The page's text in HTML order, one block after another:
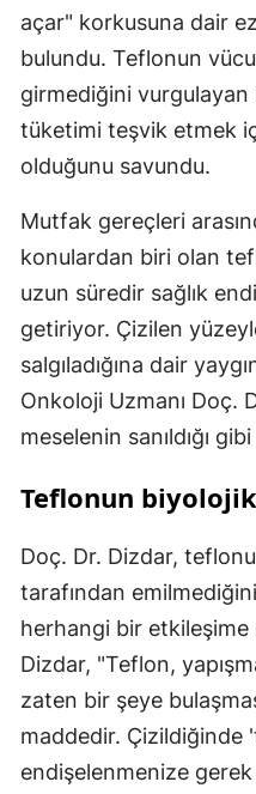
açar" korkusuna dair
bulundu. Teflonun
girmediğini vurgulayan
tüketimi teşvik etmek
olduğunu savundu.
Mutfak gereçleri
konulardan biri olan
uzun süredir sağlık
getiriyor. Çizilen
salgıladığına dair
Onkoloji Uzmanı Doç.
meselenin sanıldığı
Teflonun biyolojik
Doç. Dr. Dizdar,
tarafından
herhangi bir
Dizdar, "Teflon,
zaten bir şeye
maddedir. Çizildiğinde
endişelenmenize